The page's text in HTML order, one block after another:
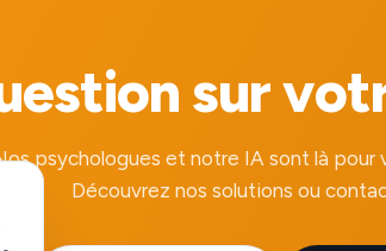
sur
psychologues et notre IA sont là pour
Découvrez nos solutions ou